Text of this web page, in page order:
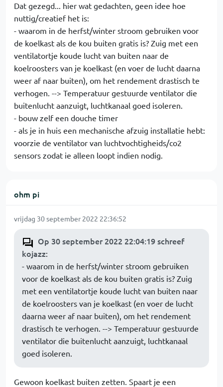
Dat gezegd... hier wat gedachten, geen idee hoe
nuttig/creatief het is:
- waarom in de herfst/winter stroom gebruiken voor
de koelkast als de kou buiten gratis is? Zuig met een
ventilatortje koude lucht van buiten naar de
koelroosters van je koelkast (en voer de lucht daarna
weer af naar buiten), om het rendement drastisch te
verhogen. --> Temperatuur gestuurde ventilator die
buitenlucht aanzuigt, luchtkanaal goed isoleren.
- bouw zelf een douche timer
- als je in huis een mechanische afzuig installatie hebt:
voorzie de ventilator van luchtvochtigheids/co2
sensors zodat ie alleen loopt indien nodig.
ohm pi
vrijdag 30 september 2022 22:36:52
Op 30 september 2022 22:04:19 schreef
kojazz:
- waarom in de herfst/winter stroom gebruiken
voor de koelkast als de kou buiten gratis is? Zuig
met een ventilatortje koude lucht van buiten naar
de koelroosters van je koelkast (en voer de lucht
daarna weer af naar buiten), om het rendement
drastisch te verhogen. --> Temperatuur gestuurde
ventilator die buitenlucht aanzuigt, luchtkanaal
goed isoleren.
Gewoon koelkast buiten zetten. Spaart je een